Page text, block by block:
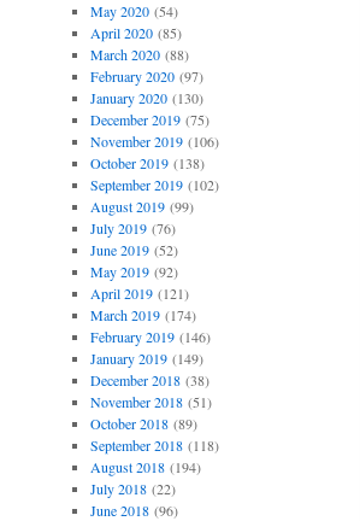
May 2020(54)
April 2020(85)
March 2020(88)
February 2020(97)
January 2020(130)
December 2019(75)
November 2019(106)
October 2019(138)
September 2019(102)
August 2019(99)
July 2019(76)
June 2019(52)
May 2019(92)
April 2019(121)
March 2019(174)
February 2019(146)
January 2019(149)
December 2018(38)
November 2018(51)
October 2018(89)
September 2018(118)
August 2018(194)
July 2018(22)
June 2018(96)